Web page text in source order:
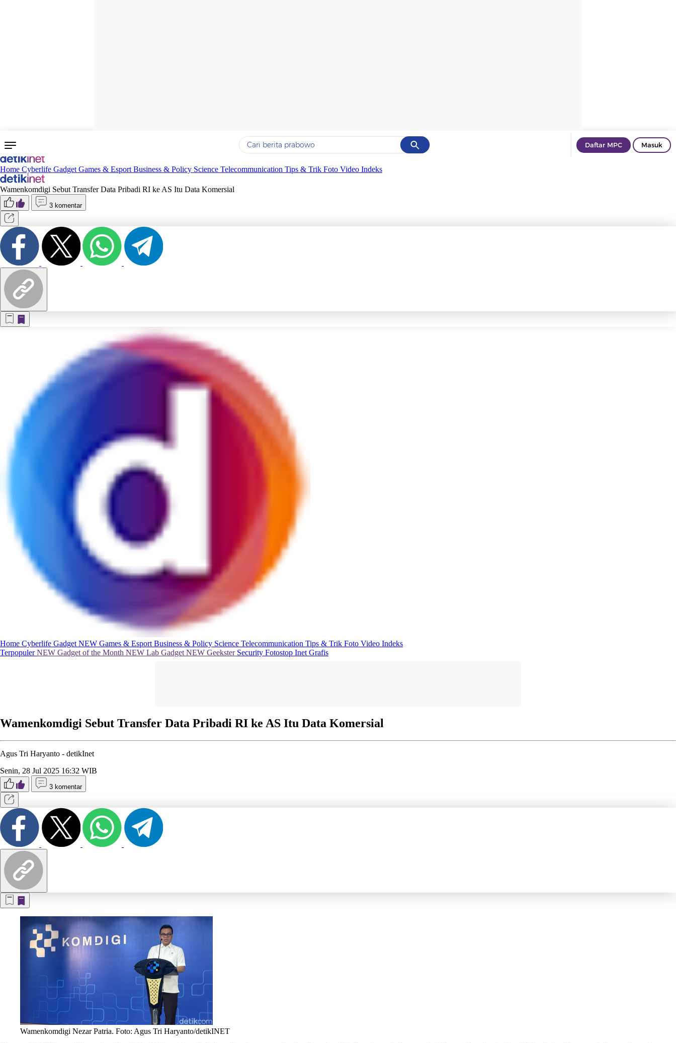
Cancel
Yang sedang ramai dicari
Terakhir yang dicari
Daftar MPC Masuk
Home Cyberlife Gadget Games & Esport Business & Policy Science Telecommunication Tips & Trik Foto Video Indeks
Wamenkomdigi Sebut Transfer Data Pribadi RI ke AS Itu Data Komersial
3 komentar
Home Cyberlife Gadget NEW Games & Esport Business & Policy Science Telecommunication Tips & Trik Foto Video Indeks
TerpopulerNEW Gadget of the Month NEW Lab Gadget NEW Geekster Security Fotostop Inet Grafis
Wamenkomdigi Sebut Transfer Data Pribadi RI ke AS Itu Data Komersial
Agus Tri Haryanto - detikInet
Senin, 28 Jul 2025 16:32 WIB
3 komentar
Wamenkomdigi Nezar Patria. Foto: Agus Tri Haryanto/detikINET